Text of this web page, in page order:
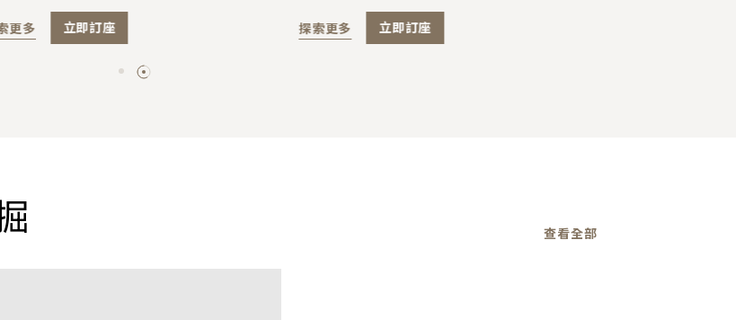
更多 立即訂座 探索更多 立即訂座
查看全部